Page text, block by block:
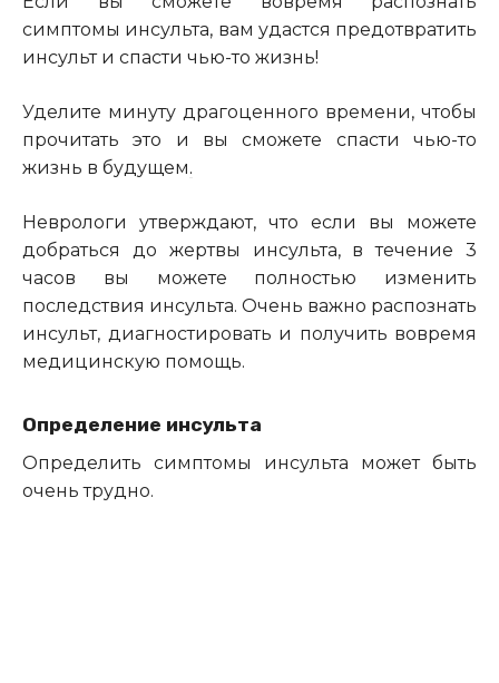
симптомы инсульта, вам удастся предотвратить
инсульт и спасти чью-то жизнь!
Уделите минуту драгоценного времени, чтобы
прочитать это и вы сможете спасти чью-то
жизнь в будущем.
Неврологи утверждают, что если вы можете
добраться до жертвы инсульта, в течение 3
часов вы можете полностью изменить
последствия инсульта. Очень важно распознать
инсульт, диагностировать и получить вовремя
медицинскую помощь.
Определение инсульта
Определить симптомы инсульта может быть
очень трудно.